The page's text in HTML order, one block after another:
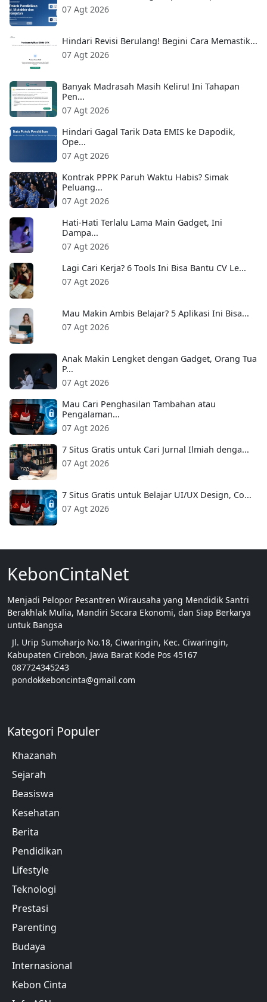
07 Agt 2026
Hindari Revisi Berulang! Begini Cara Memastik...
07 Agt 2026
Banyak Madrasah Masih Keliru! Ini Tahapan
Pen...
07 Agt 2026
Hindari Gagal Tarik Data EMIS ke Dapodik,
Ope...
07 Agt 2026
Kontrak PPPK Paruh Waktu Habis? Simak
Peluang...
07 Agt 2026
Hati-Hati Terlalu Lama Main Gadget, Ini
Dampa...
07 Agt 2026
Lagi Cari Kerja? 6 Tools Ini Bisa Bantu CV Le...
07 Agt 2026
Mau Makin Ambis Belajar? 5 Aplikasi Ini Bisa...
07 Agt 2026
Anak Makin Lengket dengan Gadget, Orang Tua
P...
07 Agt 2026
Mau Cari Penghasilan Tambahan atau
Pengalaman...
07 Agt 2026
7 Situs Gratis untuk Cari Jurnal Ilmiah denga...
07 Agt 2026
7 Situs Gratis untuk Belajar UI/UX Design, Co...
07 Agt 2026
KebonCintaNet
Menjadi Pelopor Pesantren Wirausaha yang Mendidik Santri
Berakhlak Mulia, Mandiri Secara Ekonomi, dan Siap Berkarya
untuk Bangsa
Jl. Urip Sumoharjo No.18, Ciwaringin, Kec. Ciwaringin,
Kabupaten Cirebon, Jawa Barat Kode Pos 45167
087724345243
pondokkeboncinta@gmail.com
Kategori Populer
Khazanah
Sejarah
Beasiswa
Kesehatan
Berita
Pendidikan
Lifestyle
Teknologi
Prestasi
Parenting
Budaya
Internasional
Kebon Cinta